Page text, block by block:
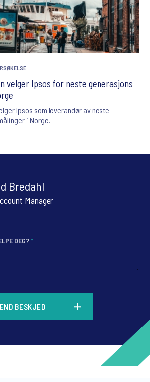
velger Ipsos for neste generasjons
Ipsos som leverandør av neste
i Norge.
Bredahl
Manager
DEG?*
BESKJED